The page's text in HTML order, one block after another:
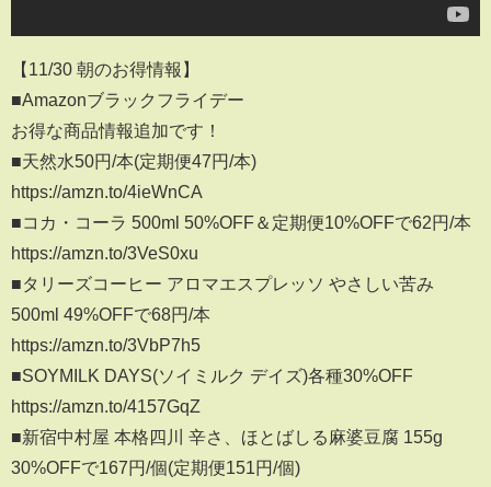
【11/30 朝のお得情報】
■Amazonブラックフライデー
お得な商品情報追加です！
■天然水50円/本(定期便47円/本)
https://amzn.to/4ieWnCA
■コカ・コーラ 500ml 50%OFF＆定期便10%OFFで62円/本
https://amzn.to/3VeS0xu
■タリーズコーヒー アロマエスプレッソ やさしい苦み
500ml 49%OFFで68円/本
https://amzn.to/3VbP7h5
■SOYMILK DAYS(ソイミルク デイズ)各種30%OFF
https://amzn.to/4157GqZ
■新宿中村屋 本格四川 辛さ、ほとばしる麻婆豆腐 155g
30%OFFで167円/個(定期便151円/個)